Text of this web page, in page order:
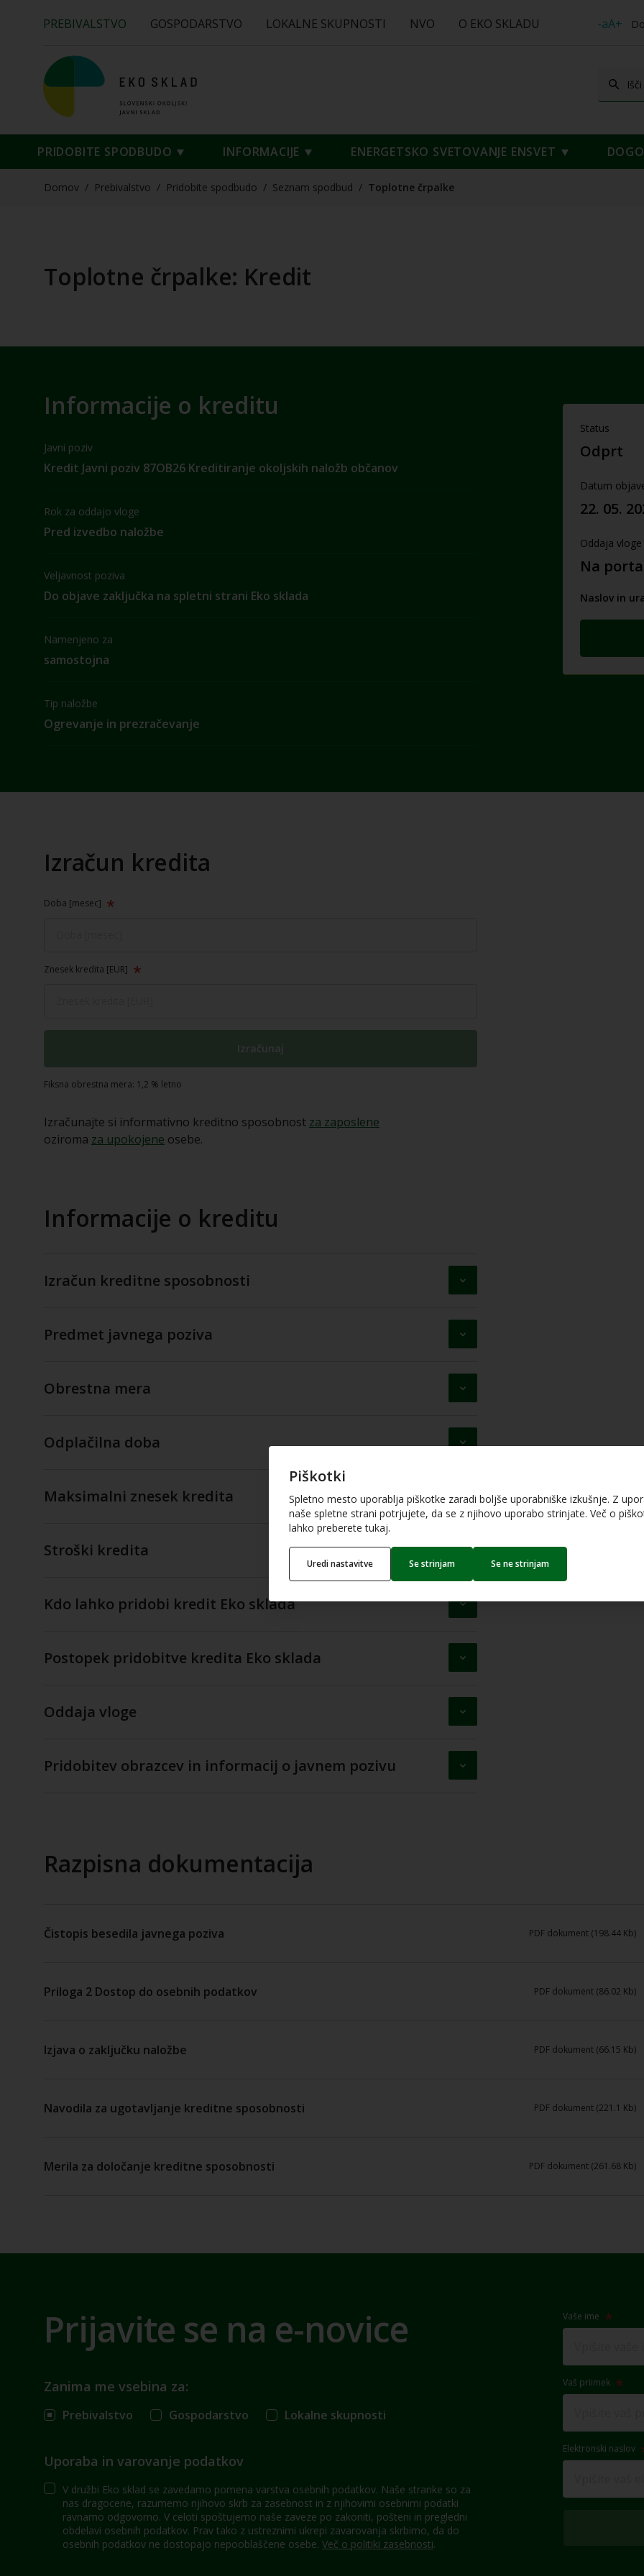
PREBIVALSTVO GOSPODARSTVO LOKALNE SKUPNOSTI NVO O EKO SKLADU -aA+
PRIDOBITE SPODBUDO INFORMACIJE ENERGETSKO SVETOVANJE ENSVET
Domov / Prebivalstvo / Pridobite spodbudo / Seznam spodbud / Toplotne črpalke
Toplotne črpalke: Kredit
Informacije o kreditu
Javni poziv
Kredit Javni poziv 87OB26 Kreditiranje okoljskih naložb občanov
Rok za oddajo vloge
Pred izvedbo naložbe
Veljavnost poziva
Do objave zaključka na spletni strani Eko sklada
Namenjeno za
samostojna
Tip naložbe
Ogrevanje in prezračevanje
Izračun kredita
Doba [mesec]
Znesek kredita [EUR]
Izračunaj
Fiksna obrestna mera: 1,2 % letno
Izračunajte si informativno kreditno sposobnost za zaposlene
oziroma za upokojene osebe.
Informacije o kreditu
Izračun kreditne sposobnosti
Predmet javnega poziva
Obrestna mera
Odplačilna doba
Maksimalni znesek kredita
Stroški kredita
Kdo lahko pridobi kredit Eko sklada
Postopek pridobitve kredita Eko sklada
Oddaja vloge
Pridobitev obrazcev in informacij o javnem pozivu
Status
Odprt
Datum
22. 05.
Oddaja vloge
Na
Naslov in
Razpisna dokumentacija
Čistopis besedila javnega poziva PDF dokument (198.44 Kb)
Priloga 2 Dostop do osebnih podatkov PDF dokument (86.02 Kb)
Izjava o zaključku naložbe PDF dokument (66.15 Kb)
Navodila za ugotavljanje kreditne sposobnosti PDF dokument (221.1 Kb)
Merila za določanje kreditne sposobnosti PDF dokument (261.68 Kb)
Prijavite se na e-novice
Zanima me vsebina za:
Prebivalstvo Gospodarstvo Lokalne skupnosti
Uporaba in varovanje podatkov
V družbi Eko sklad se zavedamo pomena varstva osebnih podatkov. Naše stranke so za
nas dragocene, razumemo njihovo skrb za zasebnost in z njihovimi osebnimi podatki
ravnamo odgovorno. V celoti spoštujemo naše zaveze po zakoniti, pošteni in pregledni
obdelavi osebnih podatkov. Prav tako z ustreznimi ukrepi zavarovanja skrbimo, da do
osebnih podatkov ne dostopajo nepooblaščene osebe. Več o politiki zasebnosti.
Vaše ime
Vaš priimek
Elektronski naslov
Piškotki
Spletno mesto uporablja piškotke zaradi boljše uporabniške izkušnje. Z
naše spletne strani potrjujete, da se z njihovo uporabo strinjate. Več o
lahko preberete tukaj.
Uredi nastavitve Se strinjam Se ne strinjam